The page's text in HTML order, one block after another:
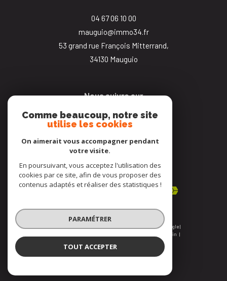
04 67 06 10 00
mauguio@immo34.fr
53 grand rue François Mitterrand,
34130
mauguio
Nous suivre sur
Adhérents
© 2026 | Tous droits réservés | Traduction powered by Google |
Admin
Comme beaucoup, notre site
utilise les cookies
On aimerait vous accompagner pendant
votre visite.
En poursuivant, vous acceptez l'utilisation des
cookies par ce site, afin de vous proposer des
contenus adaptés et réaliser des statistiques !
PARAMÉTRER
TOUT ACCEPTER